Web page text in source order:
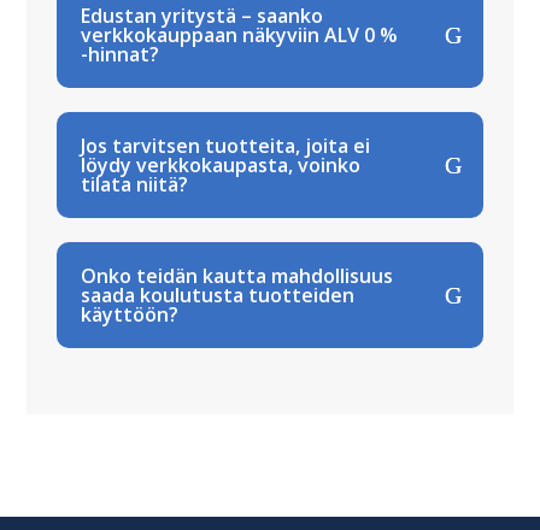
Edustan yritystä – saanko
verkkokauppaan näkyviin ALV 0 %
-hinnat?
Jos tarvitsen tuotteita, joita ei
löydy verkkokaupasta, voinko
tilata niitä?
Onko teidän kautta mahdollisuus
saada koulutusta tuotteiden
käyttöön?